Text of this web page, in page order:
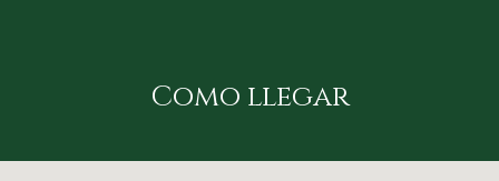
Como llegar